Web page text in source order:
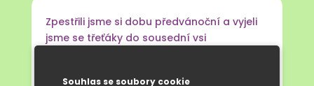
Souhlas se soubory cookie
Zpestřili jsme si dobu předvánoční a vyjeli
jsme se třeťáky do sousední vsi